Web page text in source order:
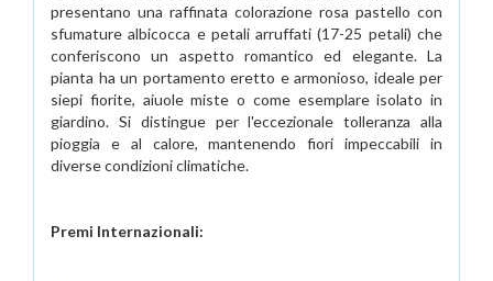
presentano una raffinata colorazione rosa pastello con
sfumature albicocca e petali arruffati (17-25 petali) che
conferiscono un aspetto romantico ed elegante. La
pianta ha un portamento eretto e armonioso, ideale per
siepi fiorite, aiuole miste o come esemplare isolato in
giardino. Si distingue per l'eccezionale tolleranza alla
pioggia e al calore, mantenendo fiori impeccabili in
diverse condizioni climatiche.
Premi Internazionali: